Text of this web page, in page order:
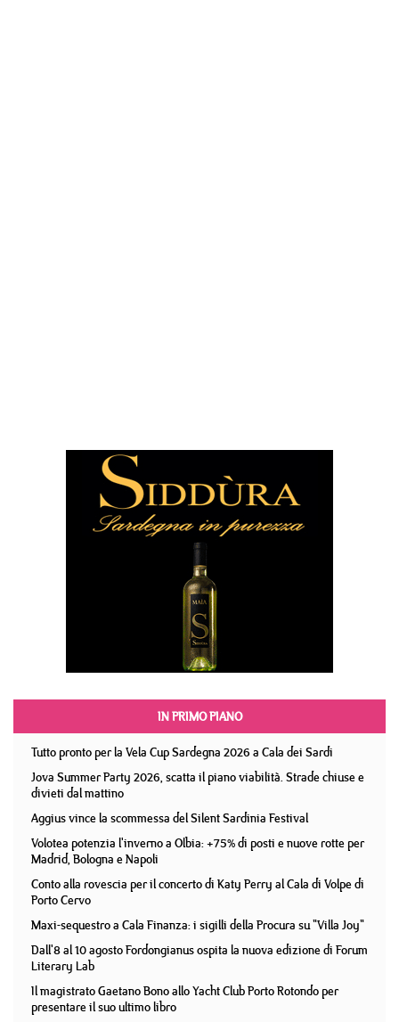
IN PRIMO PIANO
Tutto pronto per la Vela Cup Sardegna 2026 a Cala dei Sardi
Jova Summer Party 2026, scatta il piano viabilità. Strade chiuse e
divieti dal mattino
Aggius vince la scommessa del Silent Sardinia Festival
Volotea potenzia l'inverno a Olbia: +75% di posti e nuove rotte per
Madrid, Bologna e Napoli
Conto alla rovescia per il concerto di Katy Perry al Cala di Volpe di
Porto Cervo
Maxi-sequestro a Cala Finanza: i sigilli della Procura su "Villa Joy"
Dall'8 al 10 agosto Fordongianus ospita la nuova edizione di Forum
Literary Lab
Il magistrato Gaetano Bono allo Yacht Club Porto Rotondo per
presentare il suo ultimo libro